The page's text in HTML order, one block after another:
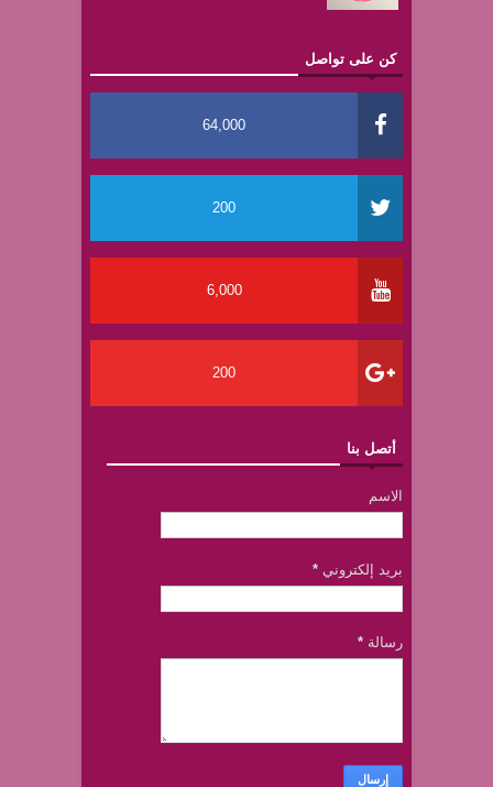
كن على تواصل
64,000
200
6,000
200
أتصل بنا
الاسم
بريد إلكتروني *
رسالة *